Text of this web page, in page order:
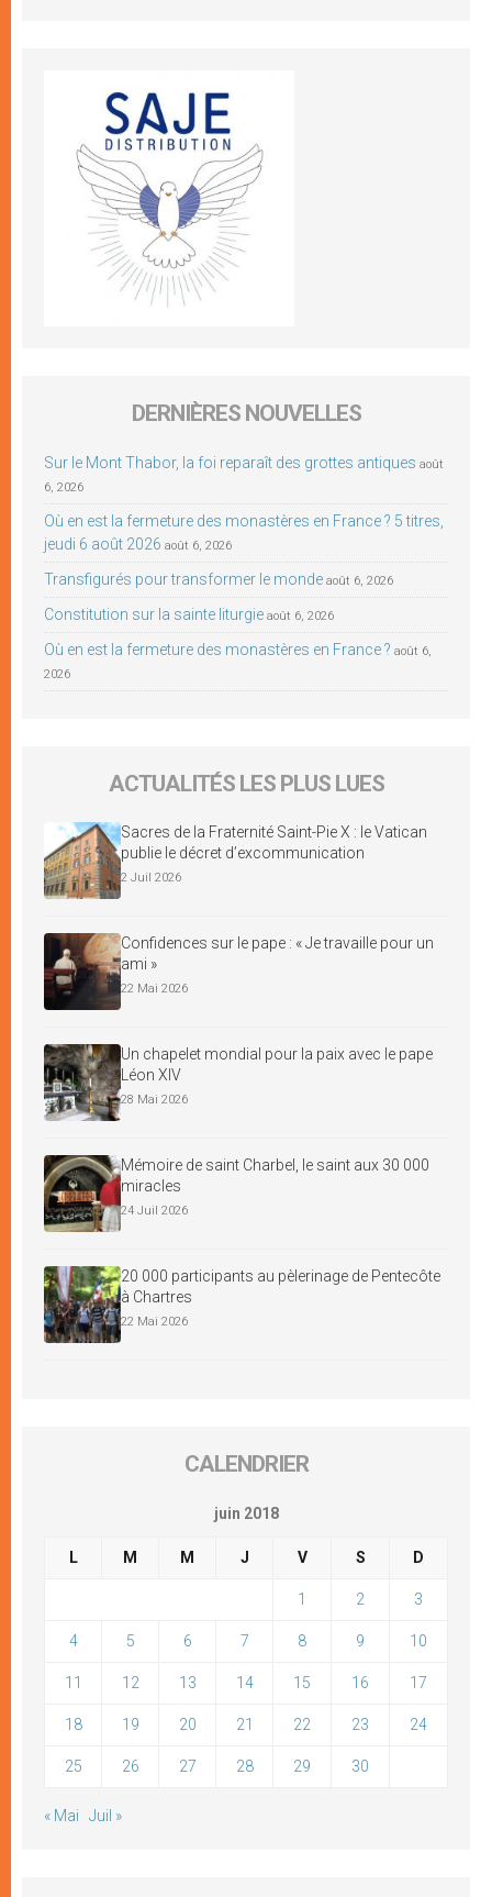
DERNIÈRES NOUVELLES
Sur le Mont Thabor, la foi reparaît des grottes antiques août
6, 2026
Où en est la fermeture des monastères en France ? 5 titres,
jeudi 6 août 2026 août 6, 2026
Transfigurés pour transformer le monde août 6, 2026
Constitution sur la sainte liturgie août 6, 2026
Où en est la fermeture des monastères en France ? août 6,
2026
ACTUALITÉS LES PLUS LUES
Sacres de la Fraternité Saint-Pie X : le Vatican
publie le décret d’excommunication
2 Juil 2026
Confidences sur le pape : « Je travaille pour un
ami »
22 Mai 2026
Un chapelet mondial pour la paix avec le pape
Léon XIV
28 Mai 2026
Mémoire de saint Charbel, le saint aux 30 000
miracles
24 Juil 2026
20 000 participants au pèlerinage de Pentecôte
à Chartres
22 Mai 2026
CALENDRIER
juin 2018
L M M J V S D
1 2 3
4 5 6 7 8 9 10
11 12 13 14 15 16 17
18 19 20 21 22 23 24
25 26 27 28 29 30
« Mai Juil »